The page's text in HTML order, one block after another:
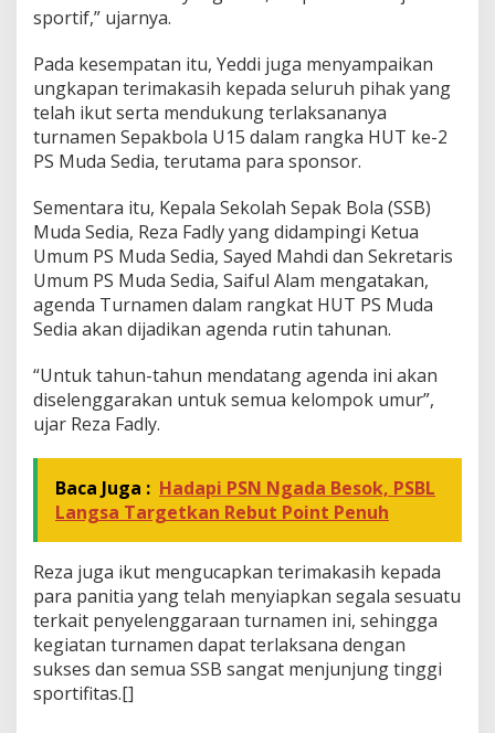
sportif,” ujarnya.
Pada kesempatan itu, Yeddi juga menyampaikan
ungkapan terimakasih kepada seluruh pihak yang
telah ikut serta mendukung terlaksananya
turnamen Sepakbola U15 dalam rangka HUT ke-2
PS Muda Sedia, terutama para sponsor.
Sementara itu, Kepala Sekolah Sepak Bola (SSB)
Muda Sedia, Reza Fadly yang didampingi Ketua
Umum PS Muda Sedia, Sayed Mahdi dan Sekretaris
Umum PS Muda Sedia, Saiful Alam mengatakan,
agenda Turnamen dalam rangkat HUT PS Muda
Sedia akan dijadikan agenda rutin tahunan.
“Untuk tahun-tahun mendatang agenda ini akan
diselenggarakan untuk semua kelompok umur”,
ujar Reza Fadly.
Baca Juga : Hadapi PSN Ngada Besok, PSBL
Langsa Targetkan Rebut Point Penuh
Reza juga ikut mengucapkan terimakasih kepada
para panitia yang telah menyiapkan segala sesuatu
terkait penyelenggaraan turnamen ini, sehingga
kegiatan turnamen dapat terlaksana dengan
sukses dan semua SSB sangat menjunjung tinggi
sportifitas.[]